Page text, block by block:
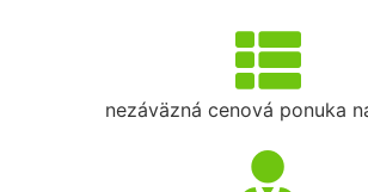
nezáväzná cenová ponuka